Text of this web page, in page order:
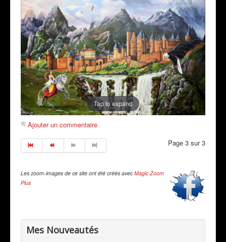
Tap to expand
Ajouter un commentaire
Page 3 sur 3
Les zoom-images de ce site ont été créés avecMagic Zoom
Plus
Mes Nouveautés